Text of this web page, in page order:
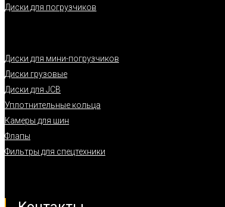
Диски для погрузчиков
Диски для мини-погрузчиков
Диски грузовые
Диски для JCB
Уплотнительные кольца
Камеры для шин
Флапы
Фильтры для спецтехники